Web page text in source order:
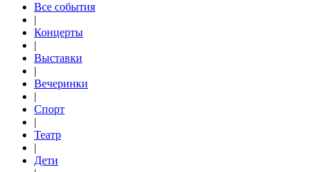
Все события
|
Концерты
|
Выставки
|
Вечеринки
|
Спорт
|
Театр
|
Дети